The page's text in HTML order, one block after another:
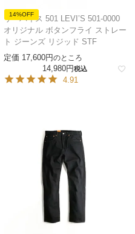
14%OFF
リーバイス 501 LEVI’S 501-0000
オリジナル ボタンフライ ストレー
ト ジーンズ リジッド STF
定価 17,600 のところ
14,980 税込
4.91